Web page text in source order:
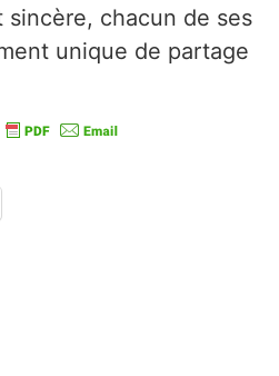
chacun de ses
unique de partage